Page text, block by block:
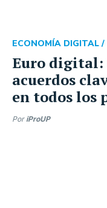
Euro digital:
acuerdos
en todos los
ECONOMÍA DIGITAL /
Por iProUP